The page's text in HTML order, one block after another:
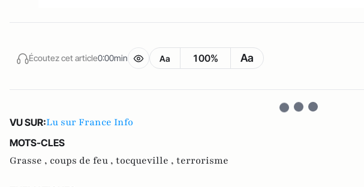
Écoutez cet article0:00min Aa 100% Aa
VU SUR:Lu sur France Info
MOTS-CLES
Grasse , coups de feu , tocqueville , terrorisme